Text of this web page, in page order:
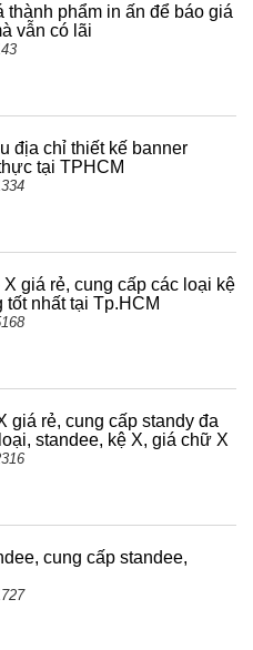
thành phẩm in ấn để báo giá
vẫn có lãi
địa chỉ thiết kế banner
tại TPHCM
giá rẻ, cung cấp các loại kệ
nhất tại Tp.HCM
giá rẻ, cung cấp standy đa
standee, kệ X, giá chữ X
cung cấp standee,